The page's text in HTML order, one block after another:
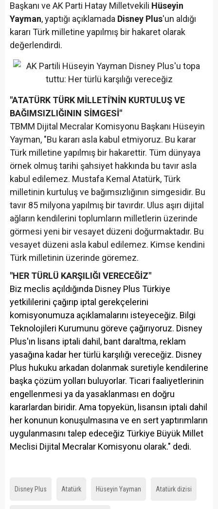
Başkanı ve AK Parti Hatay Milletvekili Hüseyin
Yayman, yaptığı açıklamada Disney Plus'un aldığı
kararı Türk milletine yapılmış bir hakaret olarak
değerlendirdi.
"ATATÜRK TÜRK MİLLETİ'NİN KURTULUŞ VE
BAĞIMSIZLIĞININ SİMGESİ"
TBMM Dijital Mecralar Komisyonu Başkanı Hüseyin
Yayman, "Bu kararı asla kabul etmiyoruz. Bu karar
Türk milletine yapılmış bir hakarettir. Tüm dünyaya
örnek olmuş tarihi şahsiyet hakkında bu tavır asla
kabul edilemez. Mustafa Kemal Atatürk, Türk
milletinin kurtuluş ve bağımsızlığının simgesidir. Bu
tavır 85 milyona yapılmış bir tavırdır. Ulus aşırı dijital
ağların kendilerini toplumların milletlerin üzerinde
görmesi yeni bir vesayet düzeni doğurmaktadır. Bu
vesayet düzeni asla kabul edilemez. Kimse kendini
Türk milletinin üzerinde göremez.
"HER TÜRLÜ KARŞILIĞI VERECEĞİZ"
Biz meclis açıldığında Disney Plus Türkiye
yetkililerini çağırıp iptal gerekçelerini
komisyonumuza açıklamalarını isteyeceğiz. Bilgi
Teknolojileri Kurumunu göreve çağırıyoruz. Disney
Plus'ın lisans iptali dahil, bant daraltma, reklam
yasağına kadar her türlü karşılığı vereceğiz. Disney
Plus hukuku arkadan dolanmak suretiyle kendilerine
başka çözüm yolları buluyorlar. Ticari faaliyetlerinin
engellenmesi ya da yasaklanması en doğru
kararlardan biridir. Ama topyekün, lisansın iptali dahil
her konunun konuşulmasına ve en sert yaptırımların
uygulanmasını talep edeceğiz Türkiye Büyük Millet
Meclisi Dijital Mecralar Komisyonu olarak." dedi.
Disney Plus Atatürk Hüseyin Yayman Atatürk dizisi